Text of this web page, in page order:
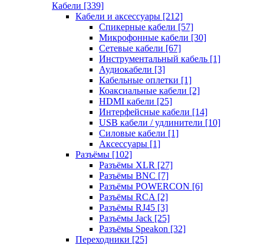
Кабели [339]
Кабели и аксессуары [212]
Спикерные кабели [57]
Микрофонные кабели [30]
Сетевые кабели [67]
Инструментальный кабель [1]
Аудиокабели [3]
Кабельные оплетки [1]
Коаксиальные кабели [2]
HDMI кабели [25]
Интерфейсные кабели [14]
USB кабели / удлинители [10]
Силовые кабели [1]
Аксессуары [1]
Разъёмы [102]
Разъёмы XLR [27]
Разъёмы BNC [7]
Разъёмы POWERCON [6]
Разъёмы RCA [2]
Разъёмы RJ45 [3]
Разъёмы Jack [25]
Разъёмы Speakon [32]
Переходники [25]